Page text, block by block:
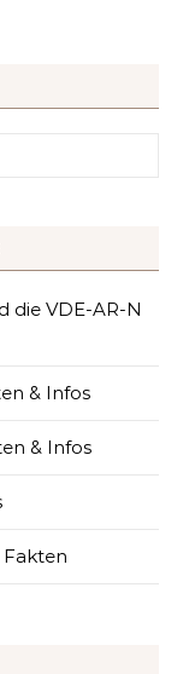
die VDE-AR-N
& Infos
& Infos